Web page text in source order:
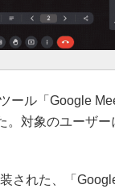
ル「Google
。対象のユーザ
された、「